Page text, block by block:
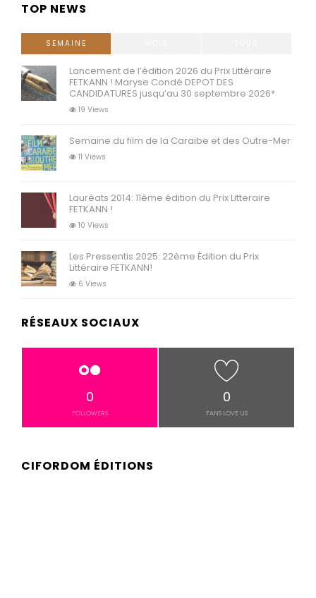
TOP NEWS
SEMAINE
Lancement de l’édition 2026 du Prix Littéraire
FETKANN ! Maryse Condé DEPOT DES
CANDIDATURES jusqu’au 30 septembre 2026*
19 Views
Semaine du film de la Caraibe et des Outre-Mer
11 Views
Lauréats 2014: 11ème édition du Prix Litteraire
FETKANN !
10 Views
Les Pressentis 2025: 22ème Édition du Prix
Littéraire FETKANN!
6 Views
RÉSEAUX SOCIAUX
0
FOLLOWERS
0
FANS LOVE US
CIFORDOM ÉDITIONS